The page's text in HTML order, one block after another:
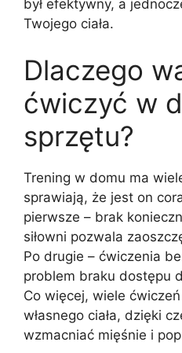
był efektywny, a
Twojego ciała.
Dlaczego
ćwiczyć w
sprzętu?
Trening w domu ma
sprawiają, że jest on
pierwsze – brak
siłowni pozwala
Po drugie – ćwiczenia
problem braku dostępu
Co więcej, wiele
własnego ciała, dzięki
wzmacniać mięśnie i